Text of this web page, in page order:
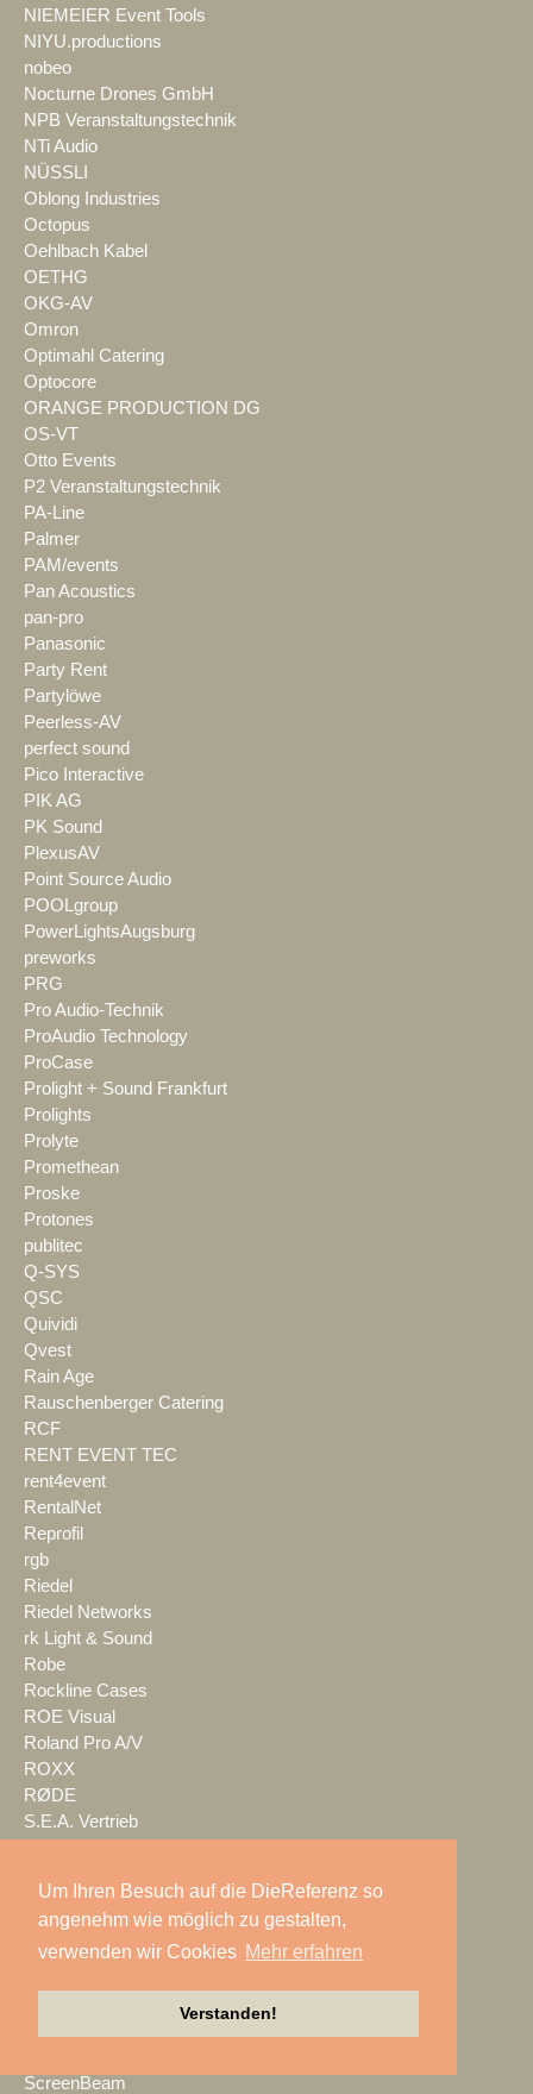
Um Ihren Besuch auf die DieReferenz so
angenehm wie möglich zu gestalten,
verwenden wir Cookies Mehr erfahren
Verstanden!
NIEMEIER Event Tools
NIYU.productions
nobeo
Nocturne Drones GmbH
NPB Veranstaltungstechnik
NTi Audio
NÜSSLI
Oblong Industries
Octopus
Oehlbach Kabel
OETHG
OKG-AV
Omron
Optimahl Catering
Optocore
ORANGE PRODUCTION DG
OS-VT
Otto Events
P2 Veranstaltungstechnik
PA-Line
Palmer
PAM/events
Pan Acoustics
pan-pro
Panasonic
Party Rent
Partylöwe
Peerless-AV
perfect sound
Pico Interactive
PIK AG
PK Sound
PlexusAV
Point Source Audio
POOLgroup
PowerLightsAugsburg
preworks
PRG
Pro Audio-Technik
ProAudio Technology
ProCase
Prolight + Sound Frankfurt
Prolights
Prolyte
Promethean
Proske
Protones
publitec
Q-SYS
QSC
Quividi
Qvest
Rain Age
Rauschenberger Catering
RCF
RENT EVENT TEC
rent4event
RentalNet
Reprofil
rgb
Riedel
Riedel Networks
rk Light & Sound
Robe
Rockline Cases
ROE Visual
Roland Pro A/V
ROXX
RØDE
S.E.A. Vertrieb
satis&fy
SCHACHZUG
Schallwerk Audiotechnik
Schnick-Schnack-Systems
ScreenBeam